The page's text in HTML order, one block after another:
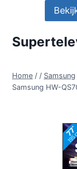
Home / / Samsung
Samsung HW-